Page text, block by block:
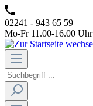
02241 - 943 65 59
Mo-Fr 11.00-16.00 Uhr